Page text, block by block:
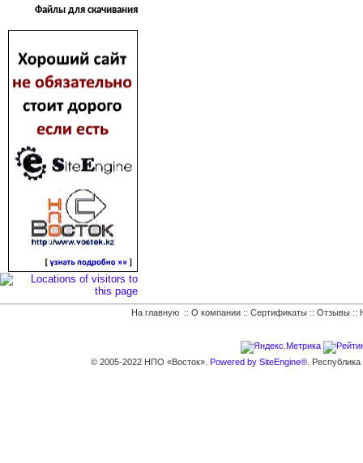
Файлы для скачивания
На главную :: О компании :: Сертификаты :: Отзывы ::
© 2005-2022 НПО «Восток». Powered by SiteEngine®.